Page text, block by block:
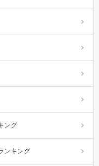
ング
ンキング